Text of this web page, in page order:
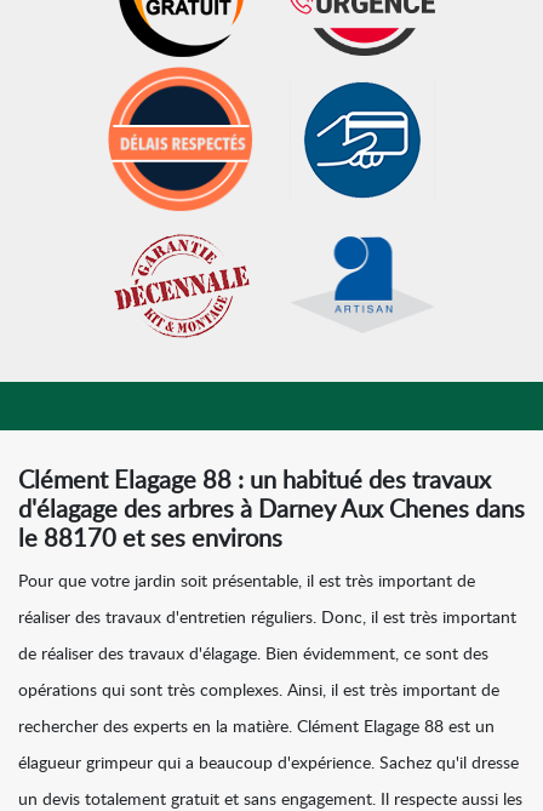
Clément Elagage 88 : un habitué des travaux
d'élagage des arbres à Darney Aux Chenes dans
le 88170 et ses environs
Pour que votre jardin soit présentable, il est très important de
réaliser des travaux d'entretien réguliers. Donc, il est très important
de réaliser des travaux d'élagage. Bien évidemment, ce sont des
opérations qui sont très complexes. Ainsi, il est très important de
rechercher des experts en la matière. Clément Elagage 88 est un
élagueur grimpeur qui a beaucoup d'expérience. Sachez qu'il dresse
un devis totalement gratuit et sans engagement. Il respecte aussi les